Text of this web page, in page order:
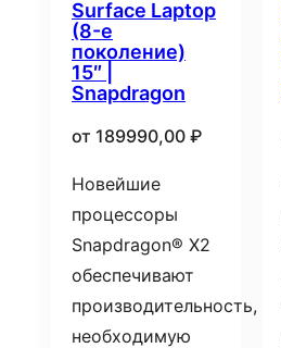
Surface Laptop
(8-е
поколение)
15″ |
Snapdragon
от 189990,00 ₽
Новейшие
процессоры
Snapdragon® X2
обеспечивают
производительность,
необходимую